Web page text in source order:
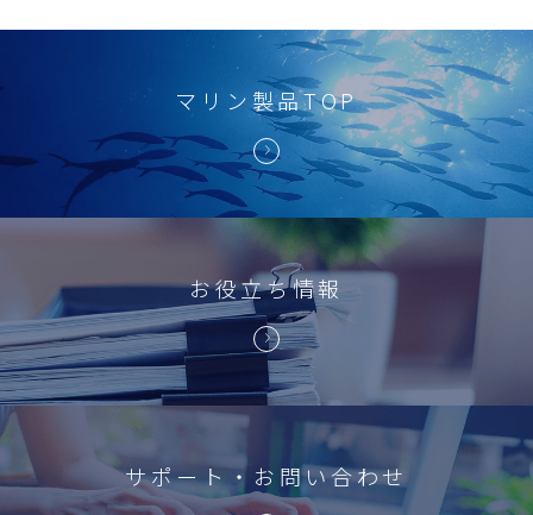
マリン製品TOP
お役立ち情報
サポート・お問い合わせ